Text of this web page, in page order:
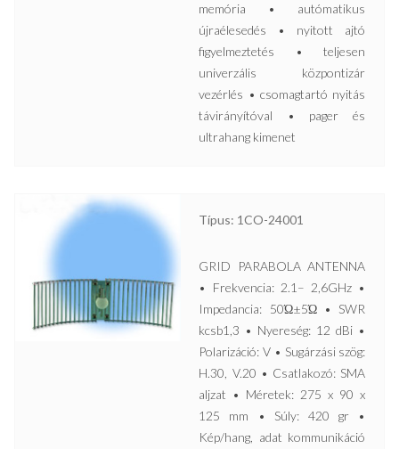
memória • autómatikus
újraélesedés • nyitott ajtó
figyelmeztetés • teljesen
univerzális központizár
vezérlés • csomagtartó nyitás
távirányítóval • pager és
ultrahang kimenet
Típus: 1CO-24001
GRID PARABOLA ANTENNA
• Frekvencia: 2.1– 2,6GHz •
Impedancia: 50Ώ±5Ώ • SWR
kcsb1,3 • Nyereség: 12 dBi •
Polarizáció: V • Sugárzási szög:
H.30, V.20 • Csatlakozó: SMA
aljzat • Méretek: 275 x 90 x
125 mm • Súly: 420 gr •
Kép/hang, adat kommunikáció